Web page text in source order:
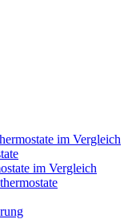
im Vergleich
im Vergleich